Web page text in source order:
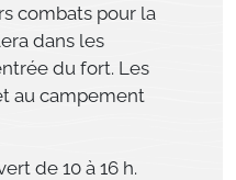
combats pour la
dans les
du fort. Les
au campement
de 10 à 16 h.